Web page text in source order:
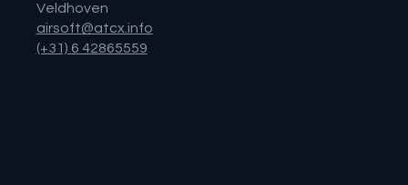
Veldhoven
airsoft@atcx.info
(+31) 6 42865559